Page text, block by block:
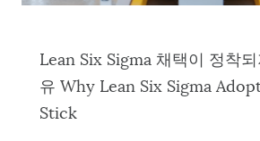
Lean Six Sigma 채택이 정착되
유 Why Lean Six Sigma
Stick